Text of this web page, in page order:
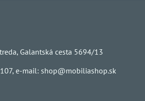
Galantská cesta 5694/13
e-mail: shop@mobiliashop.sk